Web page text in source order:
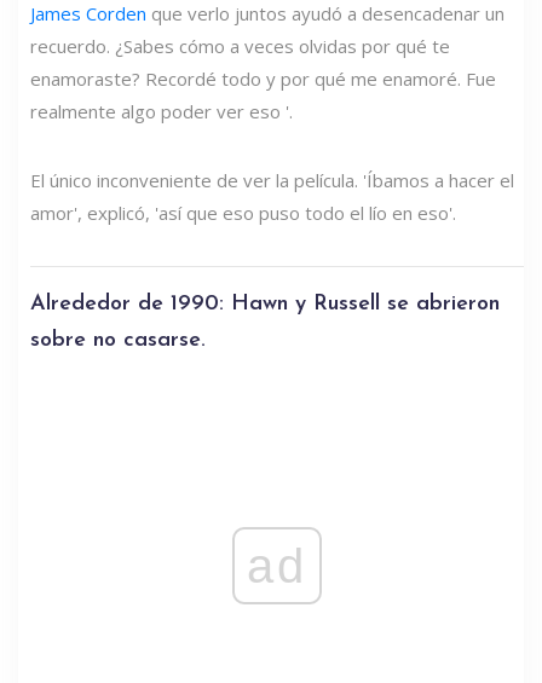
James Corden que verlo juntos ayudó a desencadenar un
recuerdo. ¿Sabes cómo a veces olvidas por qué te
enamoraste? Recordé todo y por qué me enamoré. Fue
realmente algo poder ver eso '.
El único inconveniente de ver la película. 'Íbamos a hacer el
amor', explicó, 'así que eso puso todo el lío en eso'.
Alrededor de 1990: Hawn y Russell se abrieron
sobre no casarse.
ad